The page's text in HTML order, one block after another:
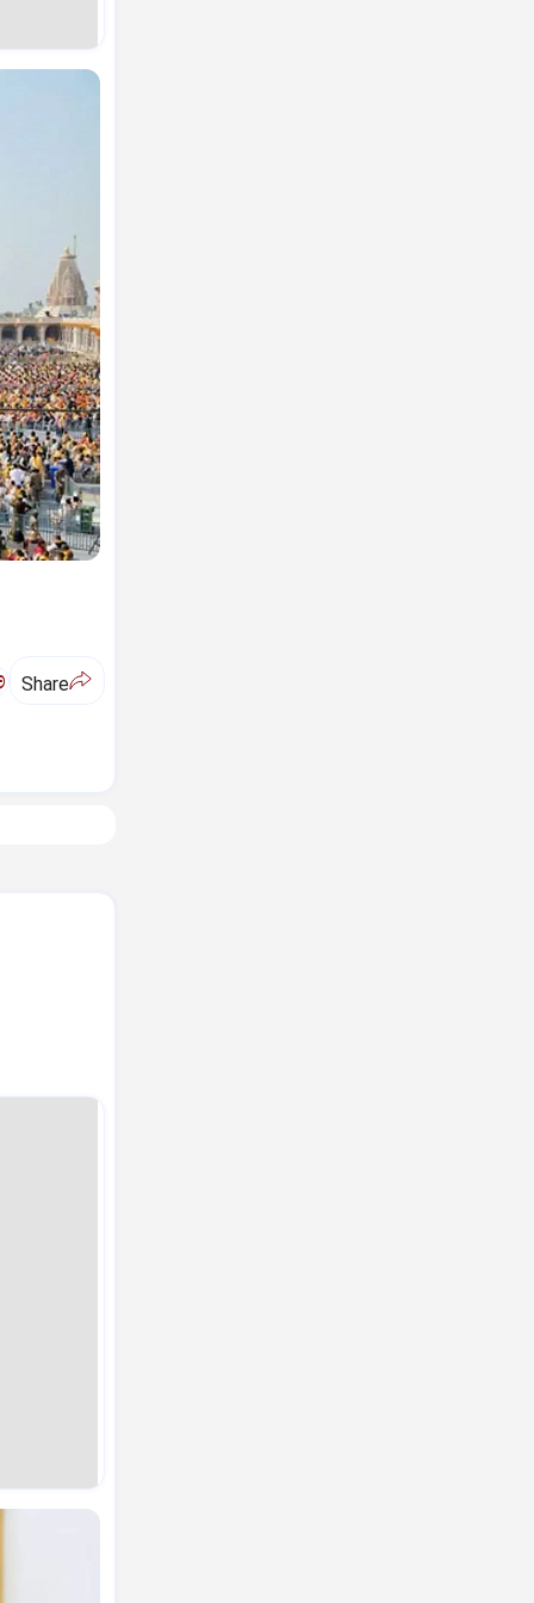
Share